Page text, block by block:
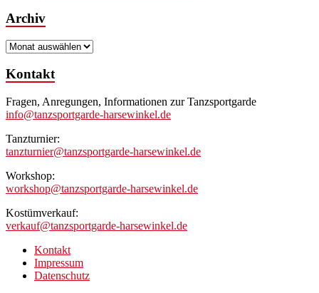
Archiv
Archiv
Kontakt
Fragen, Anregungen, Informationen zur Tanzsportgarde
info@tanzsportgarde-harsewinkel.de
Tanzturnier:
tanzturnier@tanzsportgarde-harsewinkel.de
Workshop:
workshop@tanzsportgarde-harsewinkel.de
Kostümverkauf:
verkauf@tanzsportgarde-harsewinkel.de
Kontakt
Impressum
Datenschutz